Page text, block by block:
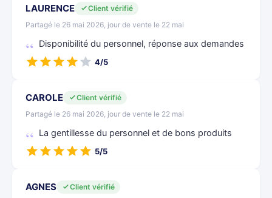
LAURENCE
Client vérifié
Partagé le 26 mai 2026, jour de vente le 22 mai
Disponibilité du personnel, réponse aux demandes
4/5
CAROLE
Client vérifié
Partagé le 26 mai 2026, jour de vente le 22 mai
La gentillesse du personnel et de bons produits
5/5
AGNES
Client vérifié